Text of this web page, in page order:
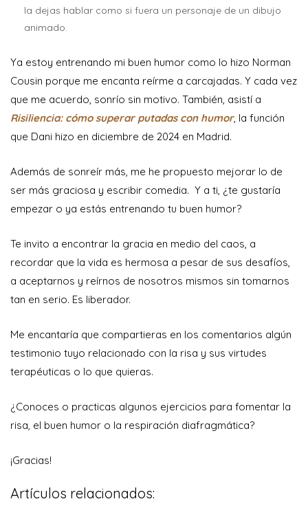
la dejas hablar como si fuera un personaje de un dibujo
animado.
Ya estoy entrenando mi buen humor como lo hizo Norman
Cousin porque me encanta reírme a carcajadas. Y cada vez
que me acuerdo, sonrío sin motivo. También, asistí a
Risiliencia: cómo superar putadas con humor, la función
que Dani hizo en diciembre de 2024 en Madrid.
Además de sonreír más, me he propuesto mejorar lo de
ser más graciosa y escribir comedia. Y a ti, ¿te gustaría
empezar o ya estás entrenando tu buen humor?
Te invito a encontrar la gracia en medio del caos, a
recordar que la vida es hermosa a pesar de sus desafíos,
a aceptarnos y reírnos de nosotros mismos sin tomarnos
tan en serio. Es liberador.
Me encantaría que compartieras en los comentarios algún
testimonio tuyo relacionado con la risa y sus virtudes
terapéuticas o lo que quieras.
¿Conoces o practicas algunos ejercicios para fomentar la
risa, el buen humor o la respiración diafragmática?
¡Gracias!
Artículos relacionados: